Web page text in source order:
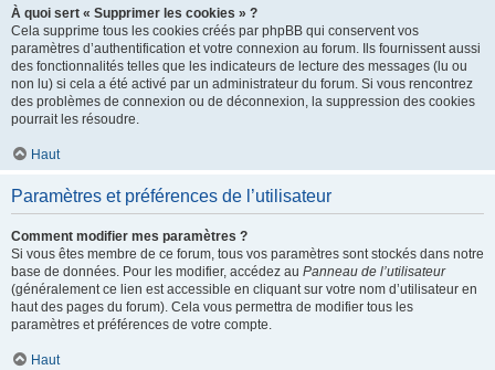
À quoi sert « Supprimer les cookies » ?
Cela supprime tous les cookies créés par phpBB qui conservent vos
paramètres d’authentification et votre connexion au forum. Ils fournissent aussi
des fonctionnalités telles que les indicateurs de lecture des messages (lu ou
non lu) si cela a été activé par un administrateur du forum. Si vous rencontrez
des problèmes de connexion ou de déconnexion, la suppression des cookies
pourrait les résoudre.
Haut
Paramètres et préférences de l’utilisateur
Comment modifier mes paramètres ?
Si vous êtes membre de ce forum, tous vos paramètres sont stockés dans notre
base de données. Pour les modifier, accédez au Panneau de l’utilisateur
(généralement ce lien est accessible en cliquant sur votre nom d’utilisateur en
haut des pages du forum). Cela vous permettra de modifier tous les
paramètres et préférences de votre compte.
Haut